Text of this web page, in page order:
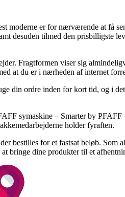
er for nærværende at få
desuden tilmed den prisbilligste
Fragtformen viser sig
at du er i nærheden af internet
din ordre inden for kort tid, og i
symaskine – Smarter by
holder fyraften.
for et fastsat beløb. Som
bringe dine produkter til et